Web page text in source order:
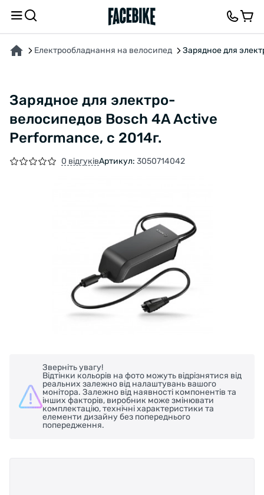
Електрообладнання на велосипед Зарядное для
Зарядное для электро-
велосипедов Bosch 4A Active
Performance, с 2014г.
0 відгуківАртикул: 3050714042
Зверніть увагу!
Відтінки кольорів на фото можуть відрізнятися від
реальних залежно від налаштувань вашого
монітора. Залежно від наявності компонентів та
інших факторів, виробник може змінювати
комплектацію, технічні характеристики та
елементи дизайну без попереднього
попередження.
ПРО ТОВАР ХАРАКТЕРИСТИКИВІДГУКИ ТА ЗАПИТАННЯ